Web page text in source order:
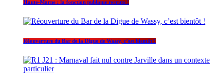
Haute-Marne : la fonction publique recrute !
Réouverture du Bar de la Digue de Wassy, c’est bientôt !